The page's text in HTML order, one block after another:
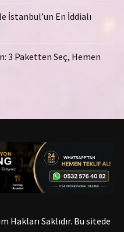
İstanbul’un En İddialı
3 Paketten Seç, Hemen
Hakları Saklıdır. Bu sitede